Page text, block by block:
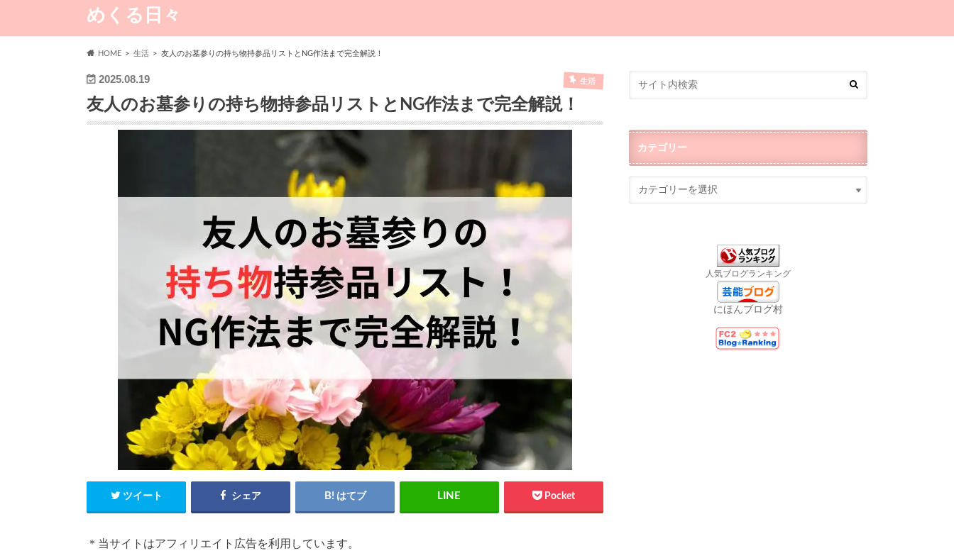
めくる日々
HOME 生活 友人のお墓参りの持ち物持参品リストとNG作法まで完全解説！
2025.08.19 生活
友人のお墓参りの持ち物持参品リストとNG作法まで完全解説！
ツイート シェア はてブ Pocket
＊当サイトはアフィリエイト広告を利用しています。
カテゴリー
人気ブログランキング
にほんブログ村